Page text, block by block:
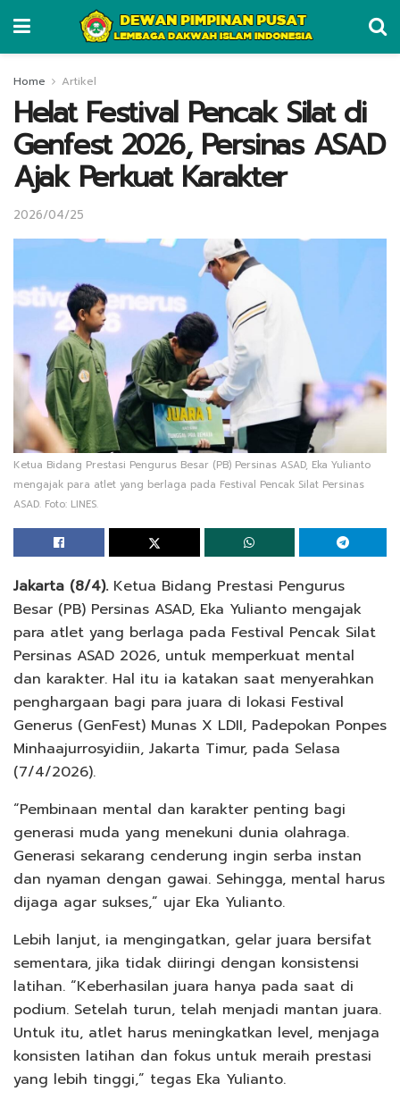
Home Artikel
Helat Festival Pencak Silat di
Genfest 2026, Persinas ASAD
Ajak Perkuat Karakter
2026/04/25
Ketua Bidang Prestasi Pengurus Besar (PB) Persinas ASAD, Eka Yulianto
mengajak para atlet yang berlaga pada Festival Pencak Silat Persinas
ASAD. Foto: LINES.
Jakarta (8/4).Ketua Bidang Prestasi Pengurus
Besar (PB) Persinas ASAD, Eka Yulianto mengajak
para atlet yang berlaga pada Festival Pencak Silat
Persinas ASAD 2026, untuk memperkuat mental
dan karakter. Hal itu ia katakan saat menyerahkan
penghargaan bagi para juara di lokasi Festival
Generus (GenFest) Munas X LDII, Padepokan Ponpes
Minhaajurrosyidiin, Jakarta Timur, pada Selasa
(7/4/2026).
“Pembinaan mental dan karakter penting bagi
generasi muda yang menekuni dunia olahraga.
Generasi sekarang cenderung ingin serba instan
dan nyaman dengan gawai. Sehingga, mental harus
dijaga agar sukses,” ujar Eka Yulianto.
Lebih lanjut, ia mengingatkan, gelar juara bersifat
sementara, jika tidak diiringi dengan konsistensi
latihan. “Keberhasilan juara hanya pada saat di
podium. Setelah turun, telah menjadi mantan juara.
Untuk itu, atlet harus meningkatkan level, menjaga
konsisten latihan dan fokus untuk meraih prestasi
yang lebih tinggi,” tegas Eka Yulianto.